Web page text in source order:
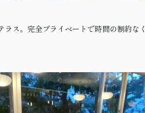
ラス。完全プライベートで時間の制約な